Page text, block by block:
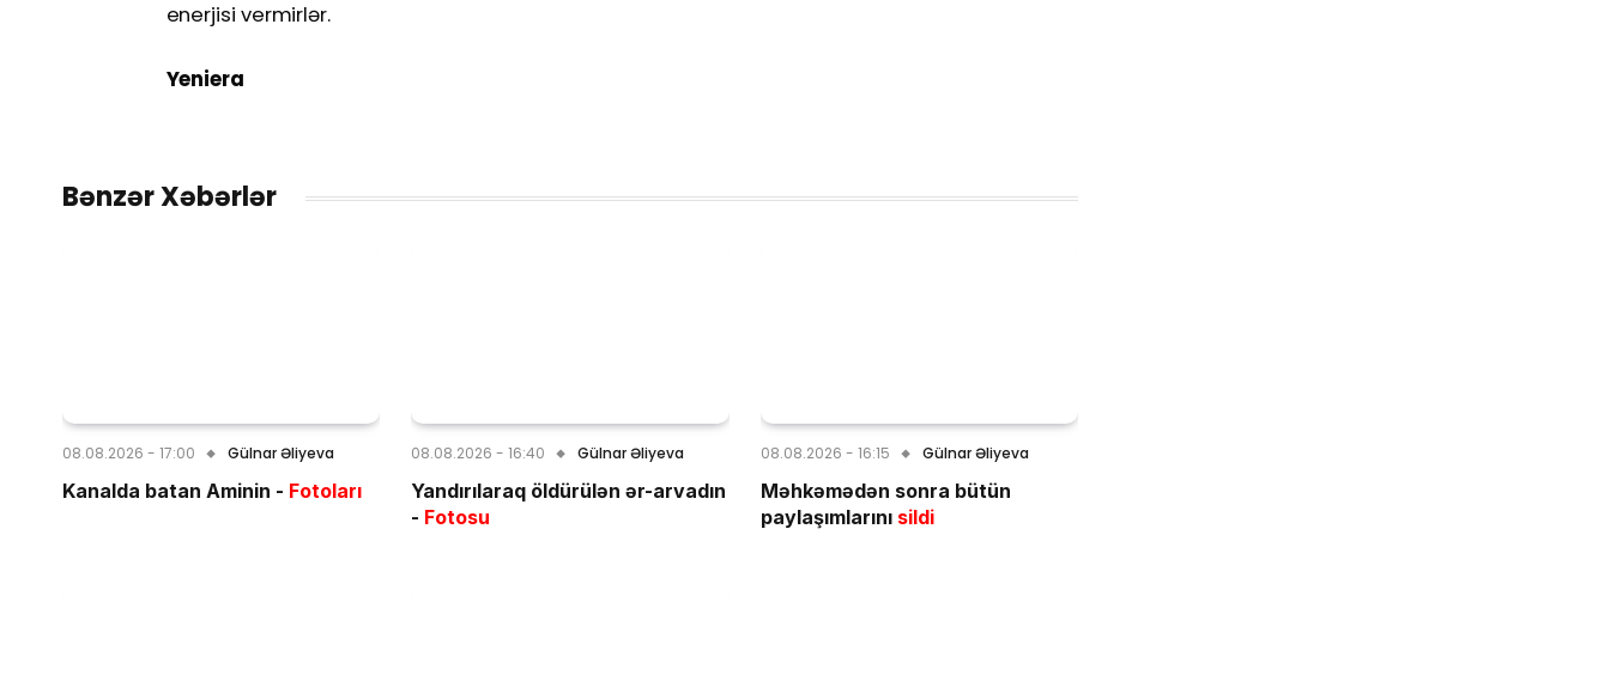
enerjisi vermirlər.
Yeniera
Bənzər Xəbərlər
08.08.2026 - 17:00 Gülnar Əliyeva
Kanalda batan Aminin - Fotoları
08.08.2026 - 16:40 Gülnar Əliyeva
Yandırılaraq öldürülən ər-arvadın
- Fotosu
08.08.2026 - 16:15 Gülnar Əliyeva
Məhkəmədən sonra bütün
paylaşımlarını sildi